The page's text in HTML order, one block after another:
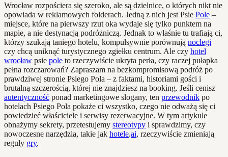
Wrocław rozpościera się szeroko, ale są dzielnice, o których nikt nie
opowiada w reklamowych folderach. Jedną z nich jest Psie Pole –
miejsce, które na pierwszy rzut oka wydaje się tylko punktem na
mapie, a nie destynacją podróżniczą. Jednak to właśnie tu trafiają ci,
którzy szukają taniego hotelu, kompulsywnie porównują noclegi
czy chcą uniknąć turystycznego zgiełku centrum. Ale czy hotel
wrocław psie pole to rzeczywiście ukryta perła, czy raczej pułapka
pełna rozczarowań? Zapraszam na bezkompromisową podróż po
prawdziwej stronie Psiego Pola – z faktami, historiami gości i
brutalną szczerością, której nie znajdziesz na booking. Jeśli cenisz
autentyczność ponad marketingowe slogany, ten przewodnik po
hotelach Psiego Pola pokaże ci wszystko, czego nie odważą się ci
powiedzieć właściciele i serwisy rezerwacyjne. W tym artykule
obnażymy sekrety, przetestujemy stereotypy i sprawdzimy, czy
nowoczesne narzędzia, takie jak hotele.ai, rzeczywiście zmieniają
reguły gry.